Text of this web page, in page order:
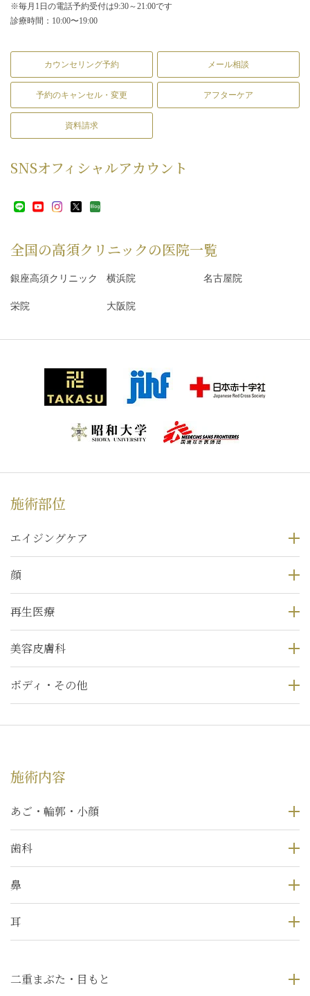
※毎月1日の電話予約受付は9:30～21:00です
診療時間：10:00〜19:00
カウンセリング予約 メール相談
予約のキャンセル・変更 アフターケア
資料請求
SNSオフィシャルアカウント
全国の高須クリニックの医院一覧
銀座高須クリニック 横浜院 名古屋院
栄院 大阪院
施術部位
エイジングケア
顔
再生医療
美容皮膚科
ボディ・その他
施術内容
あご・輪郭・小顔
歯科
鼻
耳
二重まぶた・目もと